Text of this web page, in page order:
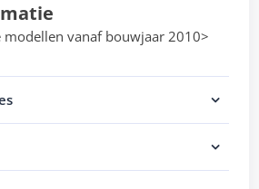
modellen vanaf bouwjaar 2010>